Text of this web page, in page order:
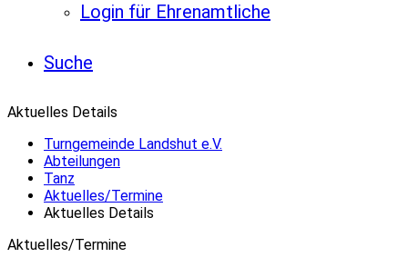
Login für Ehrenamtliche
Suche
Aktuelles Details
Turngemeinde Landshut e.V.
Abteilungen
Tanz
Aktuelles/Termine
Aktuelles Details
Aktuelles/Termine